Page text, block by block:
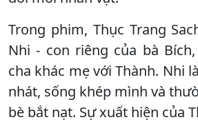
Trong phim, Thục Trang
Nhi - con riêng của bà
cha khác mẹ với Thành. Nhi
nhát, sống khép mình và
bè bắt nạt. Sự xuất hiện của